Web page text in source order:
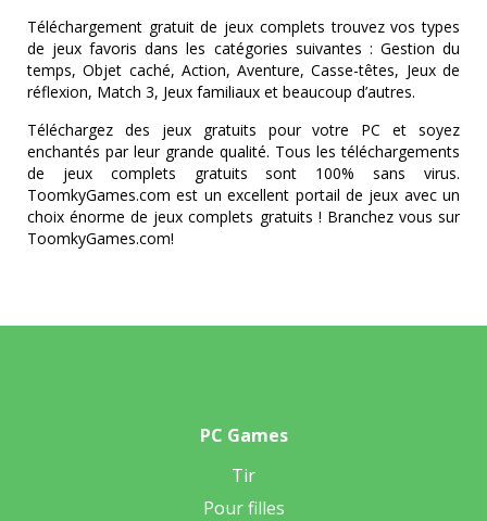
Téléchargement gratuit de jeux complets trouvez vos types
de jeux favoris dans les catégories suivantes : Gestion du
temps, Objet caché, Action, Aventure, Casse-têtes, Jeux de
réflexion, Match 3, Jeux familiaux et beaucoup d’autres.
Téléchargez des jeux gratuits pour votre PC et soyez
enchantés par leur grande qualité. Tous les téléchargements
de jeux complets gratuits sont 100% sans virus.
ToomkyGames.com est un excellent portail de jeux avec un
choix énorme de jeux complets gratuits ! Branchez vous sur
ToomkyGames.com!
PC Games
Tir
Pour filles